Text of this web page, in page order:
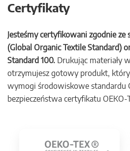
Certyfikaty
Jesteśmy certyfikowani zgodnie ze
(Global Organic Textile Standard)
Standard 100. Drukując materiały
otrzymujesz gotowy produkt, który
wymogi środowiskowe standardu
bezpieczeństwa certyfikatu OEKO-